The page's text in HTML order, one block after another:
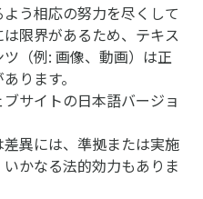
う相応の努力を尽くして
限界があるため、テキス
（例: 画像、動画）は正
ります。
サイトの日本語バージョ
異には、準拠または実施
かなる法的効力もありま